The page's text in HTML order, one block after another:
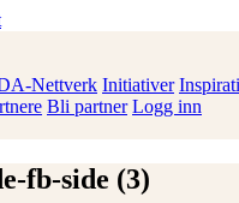
Nettverk Initiativer
Bli partner Logg inn
fb-side (3)